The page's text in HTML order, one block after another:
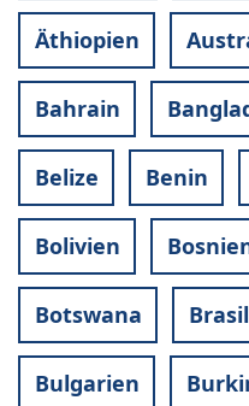
Äthiopien
Bahrain
Belize Benin
Bolivien
Botswana
Bulgarien